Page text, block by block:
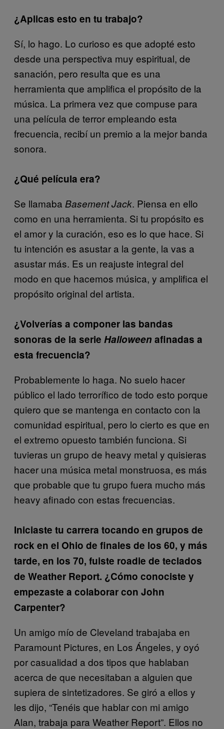
¿Aplicas esto en tu trabajo?
Sí, lo hago. Lo curioso es que adopté esto
desde una perspectiva muy espiritual, de
sanación, pero resulta que es una
herramienta que amplifica el propósito de la
música. La primera vez que compuse para
una película de terror empleando esta
frecuencia, recibí un premio a la mejor banda
sonora.
¿Qué película era?
Se llamaba Basement Jack. Piensa en ello
como en una herramienta. Si tu propósito es
el amor y la curación, eso es lo que hace. Si
tu intención es asustar a la gente, la vas a
asustar más. Es un reajuste integral del
modo en que hacemos música, y amplifica el
propósito original del artista.
¿Volverías a componer las bandas
sonoras de la serie Halloween afinadas a
esta frecuencia?
Probablemente lo haga. No suelo hacer
público el lado terrorífico de todo esto porque
quiero que se mantenga en contacto con la
comunidad espiritual, pero lo cierto es que en
el extremo opuesto también funciona. Si
tuvieras un grupo de heavy metal y quisieras
hacer una música metal monstruosa, es más
que probable que tu grupo fuera mucho más
heavy afinado con estas frecuencias.
Iniciaste tu carrera tocando en grupos de
rock en el Ohio de finales de los 60, y más
tarde, en los 70, fuiste roadie de teclados
de Weather Report. ¿Cómo conociste y
empezaste a colaborar con John
Carpenter?
Un amigo mío de Cleveland trabajaba en
Paramount Pictures, en Los Ángeles, y oyó
por casualidad a dos tipos que hablaban
acerca de que necesitaban a alguien que
supiera de sintetizadores. Se giró a ellos y
les dijo, “Tenéis que hablar con mi amigo
Alan, trabaja para Weather Report”. Ellos no